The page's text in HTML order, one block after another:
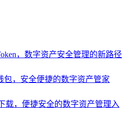
，数字资产安全管理的新路径
包，安全便捷的数字资产管家
载，便捷安全的数字资产管理入